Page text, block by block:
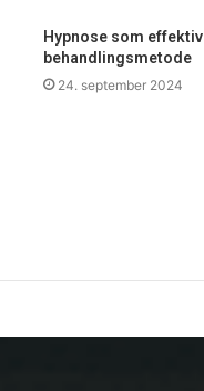
Hypnose som effektiv
behandlingsmetode
24. september 2024